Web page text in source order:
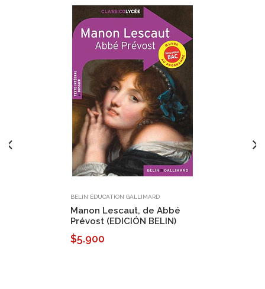
BELIN ÉDUCATION GALLIMARD
Manon Lescaut, de Abbé
Prévost (EDICIÓN BELIN)
$5.900